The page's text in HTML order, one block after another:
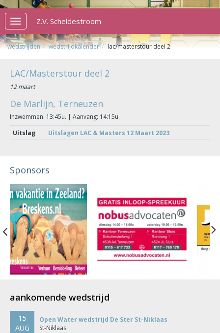
Toggle
navigation
Z.V. Scheldestroom
wedstrijden wedstrijdkalender lac/masterstour deel 2
LAC/Masterstour deel 2
12 maart
De Marlijn, Terneuzen
Inzwemmen: 13:45u. | Aanvang: 14:15u.
Uitslag
Uitslagen LAC & Masters 12 Maart 2023
Sponsors
Previous
aankomende wedstrijd
15
AUG
Open Water wedstrijd De Ster St-Niklaas
St-Niklaas